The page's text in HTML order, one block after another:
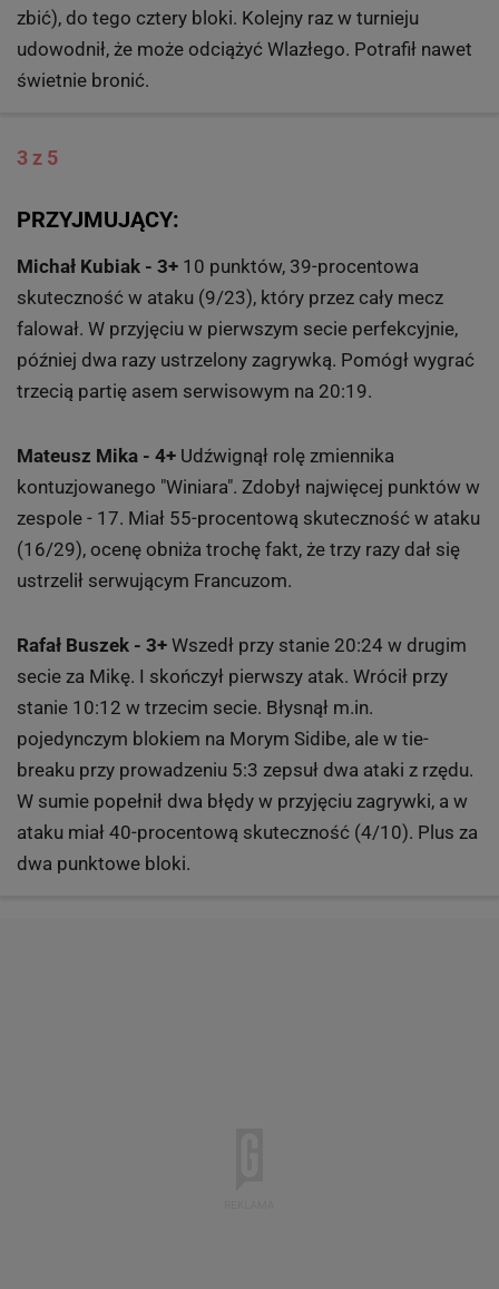
zbić), do tego cztery bloki. Kolejny raz w turnieju
udowodnił, że może odciążyć Wlazłego. Potrafił nawet
świetnie bronić.
3 z 5
PRZYJMUJĄCY:
Michał Kubiak - 3+ 10 punktów, 39-procentowa
skuteczność w ataku (9/23), który przez cały mecz
falował. W przyjęciu w pierwszym secie perfekcyjnie,
później dwa razy ustrzelony zagrywką. Pomógł wygrać
trzecią partię asem serwisowym na 20:19.
Mateusz Mika - 4+ Udźwignął rolę zmiennika
kontuzjowanego "Winiara". Zdobył najwięcej punktów w
zespole - 17. Miał 55-procentową skuteczność w ataku
(16/29), ocenę obniża trochę fakt, że trzy razy dał się
ustrzelił serwującym Francuzom.
Rafał Buszek - 3+ Wszedł przy stanie 20:24 w drugim
secie za Mikę. I skończył pierwszy atak. Wrócił przy
stanie 10:12 w trzecim secie. Błysnął m.in.
pojedynczym blokiem na Morym Sidibe, ale w tie-
breaku przy prowadzeniu 5:3 zepsuł dwa ataki z rzędu.
W sumie popełnił dwa błędy w przyjęciu zagrywki, a w
ataku miał 40-procentową skuteczność (4/10). Plus za
dwa punktowe bloki.